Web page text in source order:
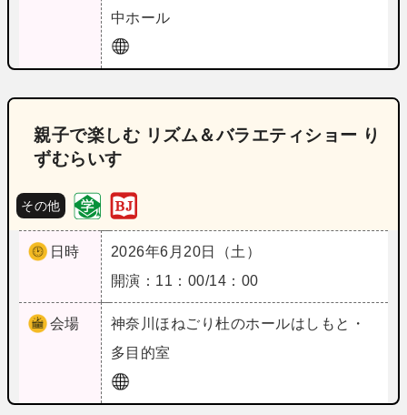
中ホール
親子で楽しむ リズム＆バラエティショー り
ずむらいす
その他
日時
2026年6月20日（土）
開演：11：00/14：00
会場 神奈川 ほねごり杜のホールはしもと・
多目的室